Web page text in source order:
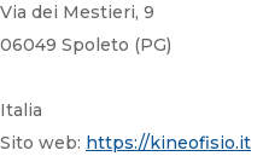
Via dei Mestieri, 9
06049 Spoleto (PG)
Italia
Sito web: https://kineofisio.it